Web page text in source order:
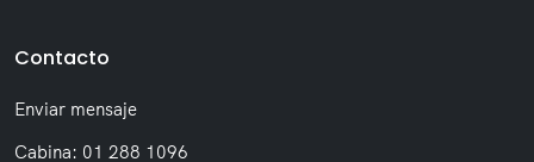
Contacto
Enviar mensaje
Cabina: 01 288 1096